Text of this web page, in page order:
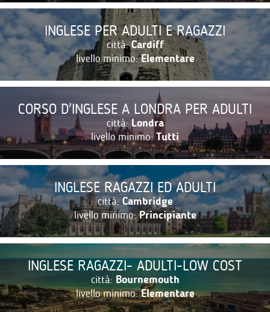
INGLESE PER ADULTI E RAGAZZI
città:Cardiff
livello minimo:Elementare
CORSO D'INGLESE A LONDRA PER ADULTI
città: Londra
livello minimo:Tutti
INGLESE RAGAZZI ED ADULTI
città: Cambridge
livello minimo:Principiante
INGLESE RAGAZZI- ADULTI-LOW COST
città: Bournemouth
livello minimo:Elementare